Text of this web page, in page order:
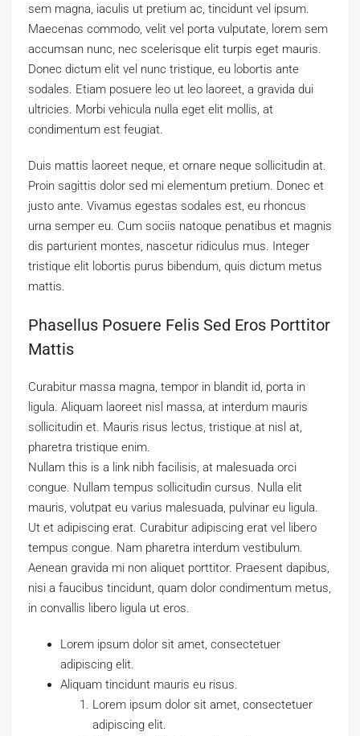
sem magna, iaculis ut pretium ac, tincidunt vel ipsum.
Maecenas commodo, velit vel porta vulputate, lorem sem
accumsan nunc, nec scelerisque elit turpis eget mauris.
Donec dictum elit vel nunc tristique, eu lobortis ante
sodales. Etiam posuere leo ut leo laoreet, a gravida dui
ultricies. Morbi vehicula nulla eget elit mollis, at
condimentum est feugiat.
Duis mattis laoreet neque, et ornare neque sollicitudin at.
Proin sagittis dolor sed mi elementum pretium. Donec et
justo ante. Vivamus egestas sodales est, eu rhoncus
urna semper eu. Cum sociis natoque penatibus et magnis
dis parturient montes, nascetur ridiculus mus. Integer
tristique elit lobortis purus bibendum, quis dictum metus
mattis.
Phasellus Posuere Felis Sed Eros Porttitor
Mattis
Curabitur massa magna, tempor in blandit id, porta in
ligula. Aliquam laoreet nisl massa, at interdum mauris
sollicitudin et. Mauris risus lectus, tristique at nisl at,
pharetra tristique enim.
Nullam this is a link nibh facilisis, at malesuada orci
congue. Nullam tempus sollicitudin cursus. Nulla elit
mauris, volutpat eu varius malesuada, pulvinar eu ligula.
Ut et adipiscing erat. Curabitur adipiscing erat vel libero
tempus congue. Nam pharetra interdum vestibulum.
Aenean gravida mi non aliquet porttitor. Praesent dapibus,
nisi a faucibus tincidunt, quam dolor condimentum metus,
in convallis libero ligula ut eros.
Lorem ipsum dolor sit amet, consectetuer
adipiscing elit.
Aliquam tincidunt mauris eu risus.
Lorem ipsum dolor sit amet, consectetuer
adipiscing elit.